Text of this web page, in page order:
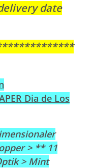
date
Dia de Los
> ** 11
> Mint